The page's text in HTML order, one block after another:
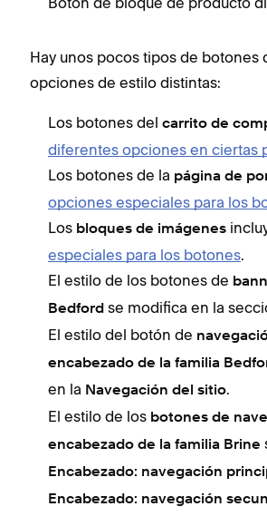
Hay unos pocos tipos de botones
opciones de estilo distintas:
Los botones del carrito de
diferentes opciones en ciertas
Los botones de la página de
opciones especiales para los
Los bloques de imágenes
especiales para los botones.
El estilo de los botones de
Bedford se modifica en la
El estilo del botón de
encabezado de la familia
en la Navegación del sitio.
El estilo de los botones de
encabezado de la familia Brine
Encabezado: navegación
Encabezado: navegación